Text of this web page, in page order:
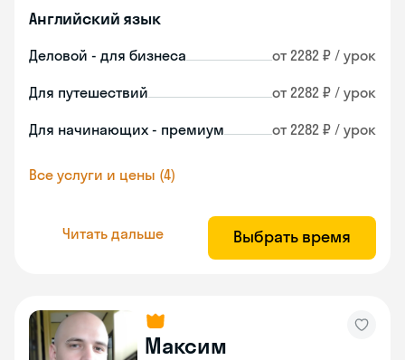
Английский язык
Деловой - для бизнеса от 2282 ₽ / урок
Для путешествий от 2282 ₽ / урок
Для начинающих - премиум от 2282 ₽ / урок
Все услуги и цены (4)
Читать дальше Выбрать время
Максим